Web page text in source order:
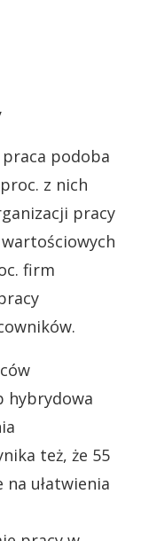
podoba
z nich
pracy
firm
hybrydowa
też, że 55
ułatwienia